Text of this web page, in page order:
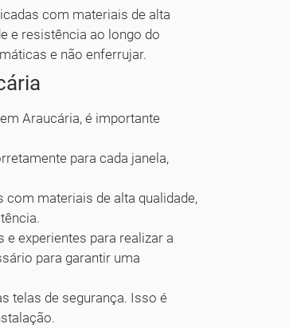
com materiais de alta
e resistência ao longo do
e não enferrujar.
Araucária, é importante
para cada janela,
materiais de alta qualidade,
experientes para realizar a
para garantir uma
telas de segurança. Isso é